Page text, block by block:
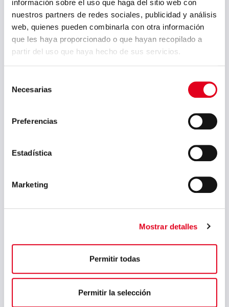
información sobre el uso que haga del sitio web con
nuestros partners de redes sociales, publicidad y análisis
web, quienes pueden combinarla con otra información
que les haya proporcionado o que hayan recopilado a
partir del uso que haya hecho de sus servicios.
Necesarias
Preferencias
Estadística
Marketing
Mostrar detalles
Permitir todas
Permitir la selección
junio 2025
mayo 2025
abril 2025
abril 2024
marzo 2024
febrero 2024